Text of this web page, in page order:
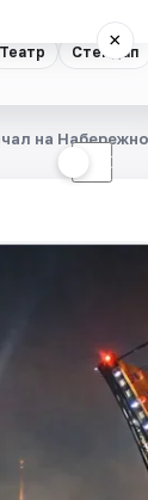
Театр Стендап
×
☾
на